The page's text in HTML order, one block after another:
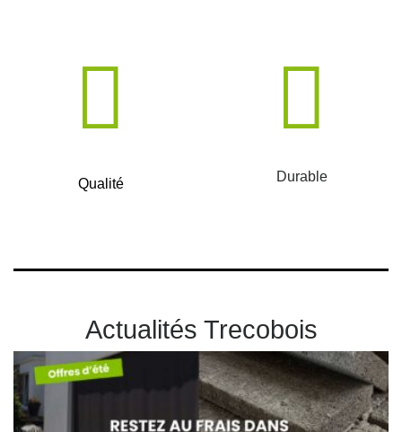
Qualité Durable
Actualités Trecobois